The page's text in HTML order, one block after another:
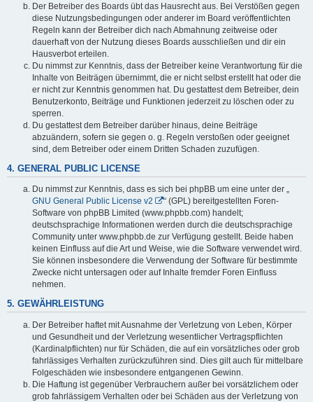
Der Betreiber des Boards übt das Hausrecht aus. Bei Verstößen gegen
diese Nutzungsbedingungen oder anderer im Board veröffentlichten
Regeln kann der Betreiber dich nach Abmahnung zeitweise oder
dauerhaft von der Nutzung dieses Boards ausschließen und dir ein
Hausverbot erteilen.
Du nimmst zur Kenntnis, dass der Betreiber keine Verantwortung für die
Inhalte von Beiträgen übernimmt, die er nicht selbst erstellt hat oder die
er nicht zur Kenntnis genommen hat. Du gestattest dem Betreiber, dein
Benutzerkonto, Beiträge und Funktionen jederzeit zu löschen oder zu
sperren.
Du gestattest dem Betreiber darüber hinaus, deine Beiträge
abzuändern, sofern sie gegen o. g. Regeln verstoßen oder geeignet
sind, dem Betreiber oder einem Dritten Schaden zuzufügen.
4. GENERAL PUBLIC LICENSE
Du nimmst zur Kenntnis, dass es sich bei phpBB um eine unter der „
GNU General Public License v2
“ (GPL) bereitgestellten Foren-
Software von phpBB Limited (www.phpbb.com) handelt;
deutschsprachige Informationen werden durch die deutschsprachige
Community unter www.phpbb.de zur Verfügung gestellt. Beide haben
keinen Einfluss auf die Art und Weise, wie die Software verwendet wird.
Sie können insbesondere die Verwendung der Software für bestimmte
Zwecke nicht untersagen oder auf Inhalte fremder Foren Einfluss
nehmen.
5. GEWÄHRLEISTUNG
Der Betreiber haftet mit Ausnahme der Verletzung von Leben, Körper
und Gesundheit und der Verletzung wesentlicher Vertragspflichten
(Kardinalpflichten) nur für Schäden, die auf ein vorsätzliches oder grob
fahrlässiges Verhalten zurückzuführen sind. Dies gilt auch für mittelbare
Folgeschäden wie insbesondere entgangenen Gewinn.
Die Haftung ist gegenüber Verbrauchern außer bei vorsätzlichem oder
grob fahrlässigem Verhalten oder bei Schäden aus der Verletzung von